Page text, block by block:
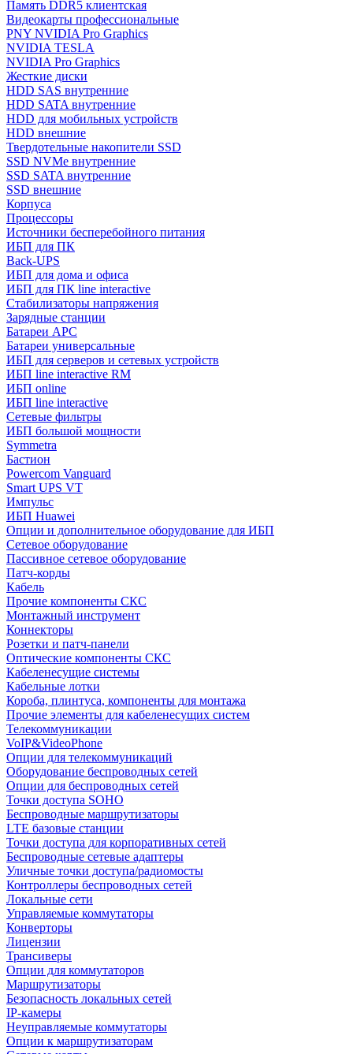
Память DDR5 клиентская
Видеокарты профессиональные
PNY NVIDIA Pro Graphics
NVIDIA TESLA
NVIDIA Pro Graphics
Жесткие диски
HDD SAS внутренние
HDD SATA внутренние
HDD для мобильных устройств
HDD внешние
Твердотельные накопители SSD
SSD NVMe внутренние
SSD SATA внутренние
SSD внешние
Корпуса
Процессоры
Источники бесперебойного питания
ИБП для ПК
Back-UPS
ИБП для дома и офиса
ИБП для ПК linе interactive
Стабилизаторы напряжения
Зарядные станции
Батареи APC
Батареи универсальные
ИБП для серверов и сетевых устройств
ИБП line interactive RM
ИБП online
ИБП linе interactive
Сетевые фильтры
ИБП большой мощности
Symmetra
Бастион
Powercom Vanguard
Smart UPS VT
Импульс
ИБП Huawei
Опции и дополнительное оборудование для ИБП
Сетевое оборудование
Пассивное сетевое оборудование
Патч-корды
Кабель
Прочие компоненты СКС
Монтажный инструмент
Коннекторы
Розетки и патч-панели
Оптические компоненты СКС
Кабеленесущие системы
Кабельные лотки
Короба, плинтуса, компоненты для монтажа
Прочие элементы для кабеленесущих систем
Телекоммуникации
VoIP&VideoPhone
Опции для телекоммуникаций
Оборудование беспроводных сетей
Опции для беспроводных сетей
Точки доступа SOHO
Беспроводные маршрутизаторы
LTE базовые станции
Точки доступа для корпоративных сетей
Беспроводные сетевые адаптеры
Уличные точки доступа/радиомосты
Контроллеры беспроводных сетей
Локальные сети
Управляемые коммутаторы
Конверторы
Лицензии
Трансиверы
Опции для коммутаторов
Маршрутизаторы
Безопасность локальных сетей
IP-камеры
Неуправляемые коммутаторы
Опции к маршрутизаторам